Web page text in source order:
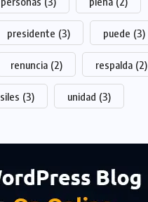
presidente (3) puede (3)
renuncia (2) respalda (2)
siles (3) unidad (3)